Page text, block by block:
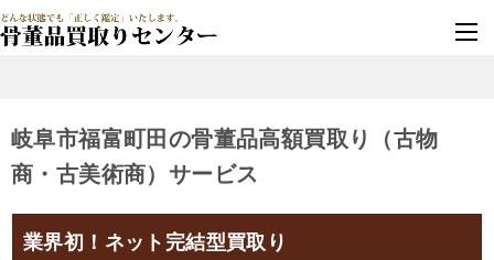
岐阜市福富町田の骨董品高額買取り（古物
商・古美術商）サービス
業界初！ネット完結型買取り